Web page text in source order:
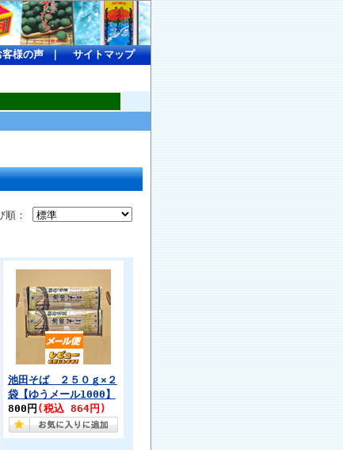
客様の声｜ サイトマップ
順：
池田そば ２５０ｇ×２
袋【ゆうメール1000】
800円 (税込 864円)